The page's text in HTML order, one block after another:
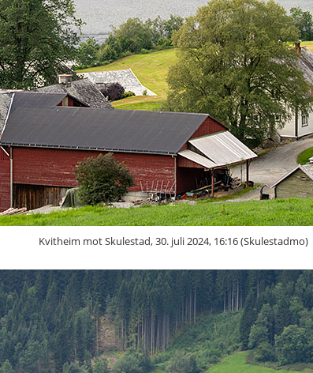
Kvitheim mot Skulestad, 30. juli 2024, 16:16 (Skulestadmo)